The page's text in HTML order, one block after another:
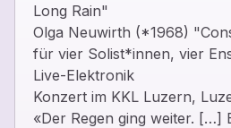
Long Rain"
Olga Neuwirth (*1968)
für vier Solist*innen, vier
Live-Elektronik
Konzert im KKL Luzern,
«Der Regen ging weiter. […]